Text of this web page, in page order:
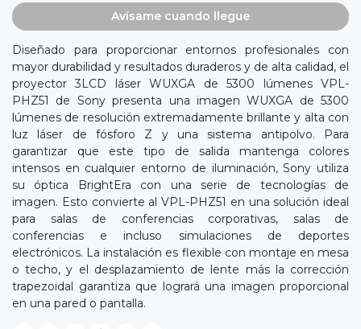
Avísame cuando llegue
Diseñado para proporcionar entornos profesionales con
mayor durabilidad y resultados duraderos y de alta calidad, el
proyector 3LCD láser WUXGA de 5300 lúmenes VPL-
PHZ51 de Sony presenta una imagen WUXGA de 5300
lúmenes de resolución extremadamente brillante y alta con
luz láser de fósforo Z y una sistema antipolvo. Para
garantizar que este tipo de salida mantenga colores
intensos en cualquier entorno de iluminación, Sony utiliza
su óptica BrightEra con una serie de tecnologías de
imagen. Esto convierte al VPL-PHZ51 en una solución ideal
para salas de conferencias corporativas, salas de
conferencias e incluso simulaciones de deportes
electrónicos. La instalación es flexible con montaje en mesa
o techo, y el desplazamiento de lente más la corrección
trapezoidal garantiza que logrará una imagen proporcional
en una pared o pantalla.